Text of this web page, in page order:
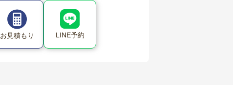
お見積もり LINE予約